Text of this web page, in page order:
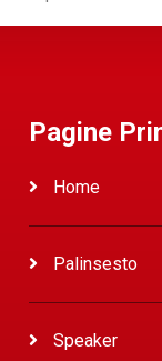
Pagine
Home
Palinsesto
Speaker